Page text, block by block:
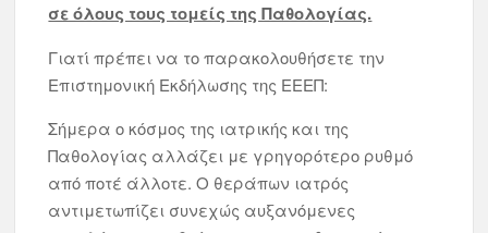
σε όλους τους τομείς της Παθολογίας.
Γιατί πρέπει να το παρακολουθήσετε την
Επιστημονική Εκδήλωσης της ΕΕΕΠ:
Σήμερα ο κόσμος της ιατρικής και της
Παθολογίας αλλάζει με γρηγορότερο ρυθμό
από ποτέ άλλοτε. Ο θεράπων ιατρός
αντιμετωπίζει συνεχώς αυξανόμενες